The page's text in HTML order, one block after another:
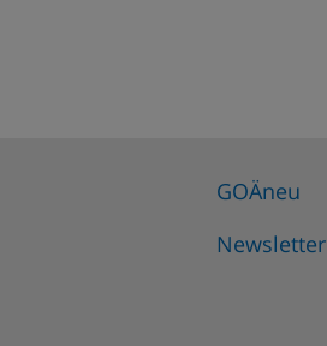
GOÄneu
Newsletter